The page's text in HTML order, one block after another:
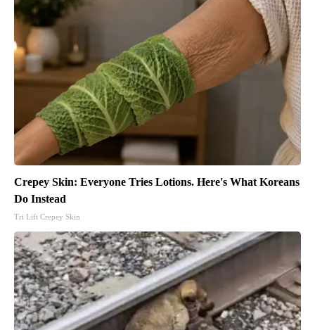
Crepey Skin: Everyone Tries Lotions. Here's What Koreans
Do Instead
Tri Lift Crepey Skin